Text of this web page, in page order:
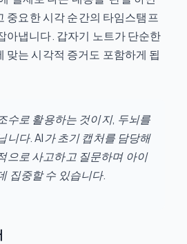
중요한 시각 순간의 타임스탬프
아냅니다. 갑자기 노트가 단순한
맞는 시각적 증거도 포함하게 됩
수로 활용하는 것이지, 두뇌를
니다. AI가 초기 캡처를 담당해
으로 사고하고 질문하며 아이
집중할 수 있습니다.